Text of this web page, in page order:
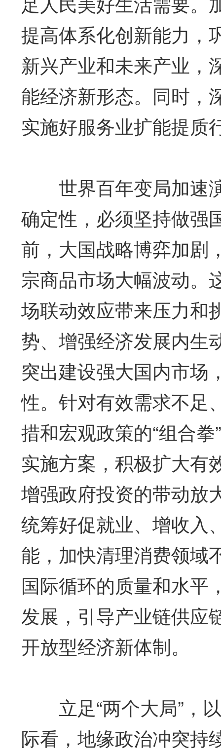
提高体系化创新能力，
新兴产业和未来产业，
能经济新形态。同时，
实施好服务业扩能提质
世界百年变局加速
确定性，必须坚持做强
前，大国战略博弈加剧
宗商品市场大幅波动。
场联动效应带来压力和
势、增强经济发展内生
突出建设强大国内市场
性。针对有效需求不足
措和宏观政策的“组合
实施方案，积极扩大有
增强政府投资的带动放
统筹好促就业、增收入
能，加快清理消费领域
国际循环的质量和水平
发展，引导产业链供应
开放型经济新体制。
立足“两个大局”，以
际看，地缘政治冲突持